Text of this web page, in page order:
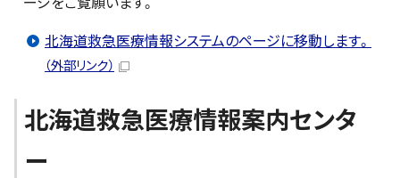
北海道救急医療情報システムのページに移動します。
（外部リンク）
北海道救急医療情報案内センタ
ー